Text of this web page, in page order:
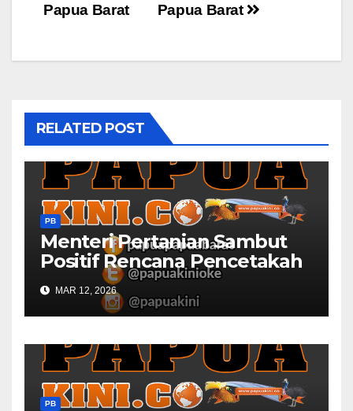
Papua Barat
Papua Barat
RELATED POST
PB
Menteri Pertanian Sambut
Positif Rencana Pencetakah
Sawah dan Ladang di Papua
Barat
MAR 12, 2026
PB